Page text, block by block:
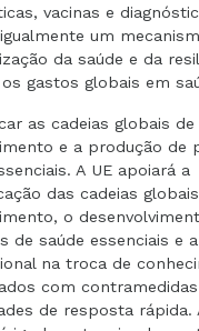
vacinas e
um
da saúde e da
gastos globais em
as cadeias globais de
e a produção de
A UE apoiará a
das cadeias
o
de saúde essenciais e
na troca de
com
de resposta rápida.